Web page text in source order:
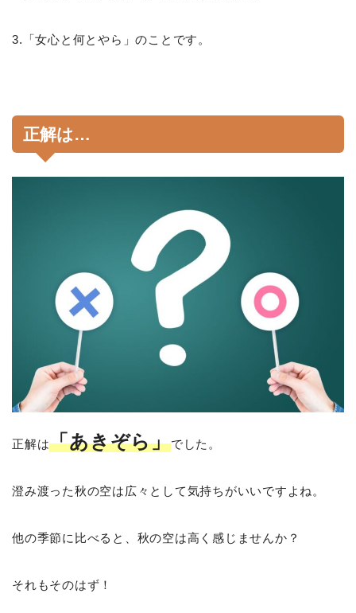
3.「女心と何とやら」のことです。
正解は…
正解は「あきぞら」でした。
澄み渡った秋の空は広々として気持ちがいいですよね。
他の季節に比べると、秋の空は高く感じませんか？
それもそのはず！